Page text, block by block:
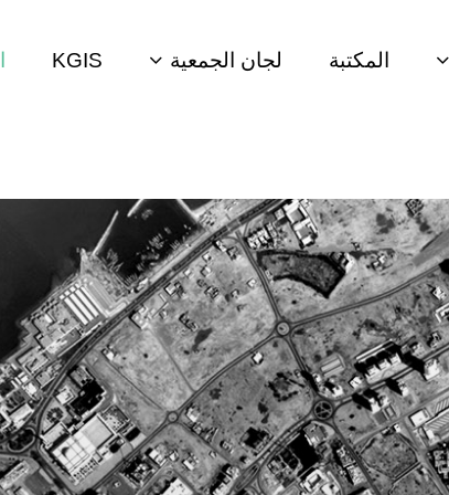
المكتبة لجان الجمعية KGIS